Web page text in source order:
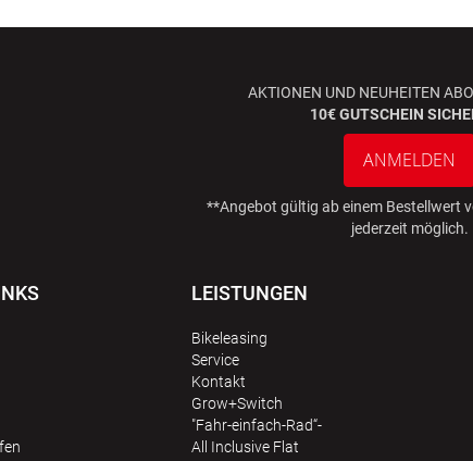
AKTIONEN UND NEUHEITEN
10€ GUTSCHEIN
ANMELDEN
**Angebot gültig ab einem Bestellwert
jederzeit möglich.
LEISTUNGEN
Bikeleasing
Service
Kontakt
Grow+Switch
"Fahr-einfach-Rad“-
All Inclusive Flat